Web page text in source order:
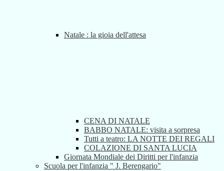
Natale : la gioia dell'attesa
CENA DI NATALE
BABBO NATALE: visita a sorpresa
Tutti a teatro: LA NOTTE DEI REGALI
COLAZIONE DI SANTA LUCIA
Giornata Mondiale dei Diritti per l'infanzia
Scuola per l'infanzia " J. Berengario"